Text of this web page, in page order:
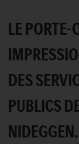
LE
DES
PUBLICS
NIDEGGEN.